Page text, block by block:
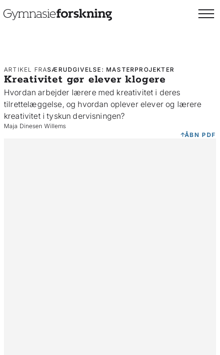
ARTIKEL FRASÆRUDGIVELSE: MASTERPROJEKTER
Kreativitet gør elever klogere
Hvordan arbejder lærere med kreativitet i deres
tilrettelæggelse, og hvordan oplever elever og lærere
kreativitet i tyskun dervisningen?
Maja Dinesen Willems
ÅBN PDF